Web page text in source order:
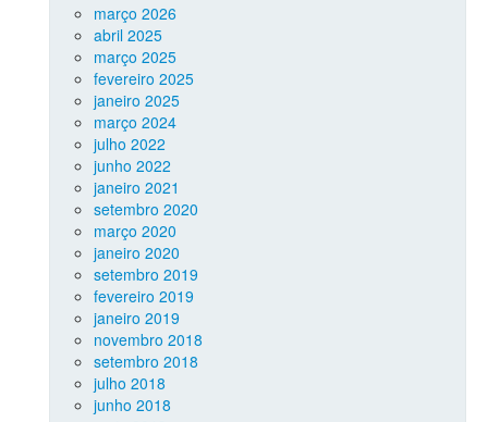
março 2026
abril 2025
março 2025
fevereiro 2025
janeiro 2025
março 2024
julho 2022
junho 2022
janeiro 2021
setembro 2020
março 2020
janeiro 2020
setembro 2019
fevereiro 2019
janeiro 2019
novembro 2018
setembro 2018
julho 2018
junho 2018